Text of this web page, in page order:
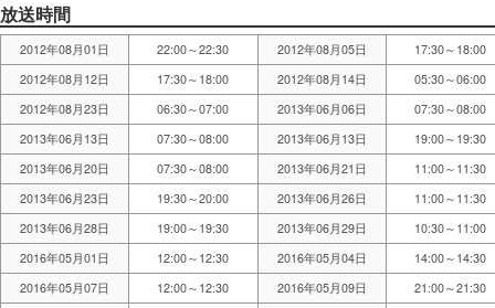
放送時間
2012年08月01日 22:00～22:30 2012年08月05日
17:30～18:00
2012年08月12日
17:30～18:00 2012年08月14日
05:30～06:00
2012年08月23日
06:30～07:00 2013年06月06日
07:30～08:00
2013年06月13日
07:30～08:00 2013年06月13日
19:00～19:30
2013年06月20日
07:30～08:00 2013年06月21日
11:00～11:30
2013年06月23日
19:30～20:00 2013年06月26日
11:00～11:30
2013年06月28日
19:00～19:30 2013年06月29日
10:30～11:00
2016年05月01日
12:00～12:30 2016年05月04日
14:00～14:30
2016年05月07日
12:00～12:30 2016年05月09日
21:00～21:30